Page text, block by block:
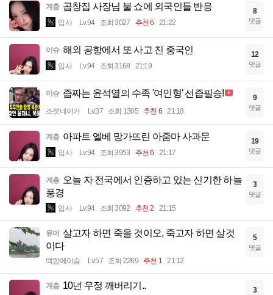
계층 곱창집 사장님 불 쇼에 외국인들 반응
입사 Lv.94 조회 3027 추천 6 21:22
8
댓글
이슈 해외 공항에서 또 사고 친 중국인
입사 Lv.94 조회 3168 21:19
12
댓글
이슈 즙짜는 윤석열의 수족 '여인형' 선즙필승!
조졋네이거 Lv.37 조회 1305 추천 6 21:18
9
댓글
계층 아파트 엘베 망가뜨린 아줌마 사과문
입사 Lv.94 조회 3953 추천 6 21:17
19
댓글
계층 오늘 자 전국에서 인증하고 있는 신기한 하늘
풍경
입사 Lv.94 조회 3092 추천 2 21:15
3
댓글
유머 살고자 하면 죽을 것이오, 죽고자 하면 살것
이다
백합에이슬 Lv.57 조회 2269 추천 1 21:12
5
댓글
계층 10년 우정 깨버리기.. 3